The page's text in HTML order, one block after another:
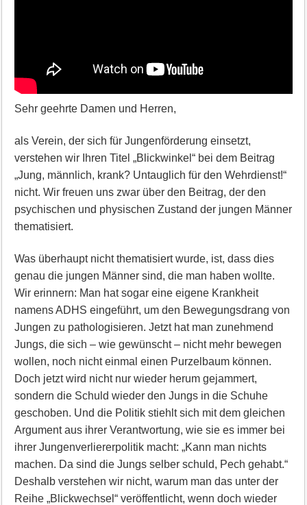
Sehr geehrte Damen und Herren,
als Verein, der sich für Jungenförderung einsetzt,
verstehen wir Ihren Titel „Blickwinkel“ bei dem Beitrag
„Jung, männlich, krank? Untauglich für den Wehrdienst!“
nicht. Wir freuen uns zwar über den Beitrag, der den
psychischen und physischen Zustand der jungen Männer
thematisiert.
Was überhaupt nicht thematisiert wurde, ist, dass dies
genau die jungen Männer sind, die man haben wollte.
Wir erinnern: Man hat sogar eine eigene Krankheit
namens ADHS eingeführt, um den Bewegungsdrang von
Jungen zu pathologisieren. Jetzt hat man zunehmend
Jungs, die sich – wie gewünscht – nicht mehr bewegen
wollen, noch nicht einmal einen Purzelbaum können.
Doch jetzt wird nicht nur wieder herum gejammert,
sondern die Schuld wieder den Jungs in die Schuhe
geschoben. Und die Politik stiehlt sich mit dem gleichen
Argument aus ihrer Verantwortung, wie sie es immer bei
ihrer Jungenverliererpolitik macht: „Kann man nichts
machen. Da sind die Jungs selber schuld, Pech gehabt.“
Deshalb verstehen wir nicht, warum man das unter der
Reihe „Blickwechsel“ veröffentlicht, wenn doch wieder